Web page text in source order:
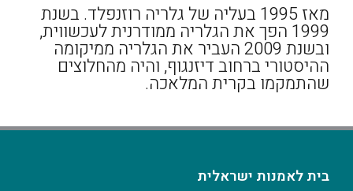
מאז 1995 בעליה של גלריה רוזנפלד. בשנת
1999 הפך את הגלריה ממודרנית לעכשווית,
ובשנת 2009 העביר את הגלריה ממיקומה
ההיסטורי ברחוב דיזנגוף, והיה מהחלוצים
שהתמקמו בקרית המלאכה.
בית לאמנות ישראלית